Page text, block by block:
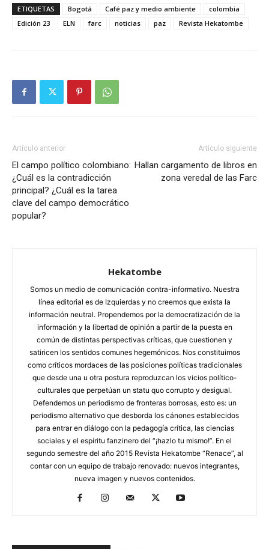
ETIQUETAS Bogotá Café paz y medio ambiente
colombia
Edición 23
ELN farc noticias paz Revista Hekatombe
Artículo anterior
El campo político colombiano:
¿Cuál es la contradicción
principal? ¿Cuál es la tarea
clave del campo democrático
popular?
Artículo siguiente
Hallan cargamento de libros en
zona veredal de las Farc
Hekatombe
Somos un medio de comunicación contra-informativo. Nuestra
línea editorial es de Izquierdas y no creemos que exista la
información neutral. Propendemos por la democratización de la
información y la libertad de opinión a partir de la puesta en
común de distintas perspectivas críticas, que cuestionen y
satiricen los sentidos comunes hegemónicos. Nos constituimos
como críticos mordaces de las posiciones políticas tradicionales
que desde una u otra postura reproduzcan los vicios político-
culturales que perpetúan un statu quo corrupto y desigual.
Defendemos un periodismo de fronteras borrosas, esto es: un
periodismo alternativo que desborda los cánones establecidos
para entrar en diálogo con la pedagogía crítica, las ciencias
sociales y el espíritu fanzinero del “¡hazlo tu mismo!”. En el
segundo semestre del año 2015 Revista Hekatombe “Renace”, al
contar con un equipo de trabajo renovado: nuevos integrantes,
nueva imagen y nuevos contenidos.